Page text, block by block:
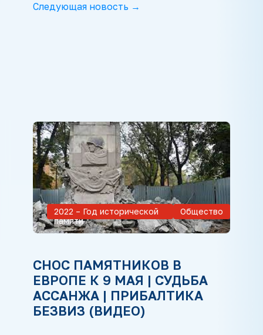
Следующая новость →
2022 – Год исторической
памяти
Общество
СНОС ПАМЯТНИКОВ В
ЕВРОПЕ К 9 МАЯ | СУДЬБА
АССАНЖА | ПРИБАЛТИКА
БЕЗВИЗ (ВИДЕО)